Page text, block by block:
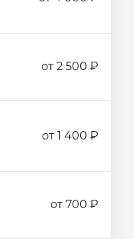
от 2 500 ₽
от 1 400 ₽
от 700 ₽